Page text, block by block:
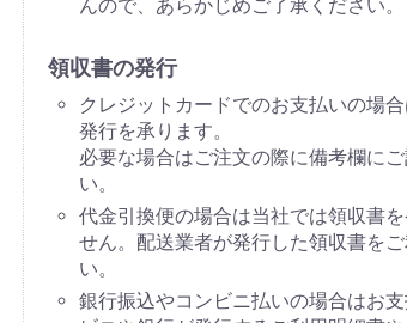
んので、あらかじめご了承ください。
領収書の発行
クレジットカードでのお支払いの場
発行を承ります。
必要な場合はご注文の際に備考欄に
い。
代金引換便の場合は当社では領収書を
せん。配送業者が発行した領収書をご
い。
銀行振込やコンビニ払いの場合はお